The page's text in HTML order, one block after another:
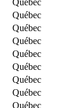
Québec
Québec
Québec
Québec
Québec
Québec
Québec
Québec
Québec